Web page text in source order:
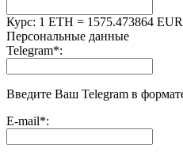
Курс: 1 ETH = 1575.473864 EUR
Персональные данные
Telegram*:
Введите Ваш Telegram в
E-mail*: